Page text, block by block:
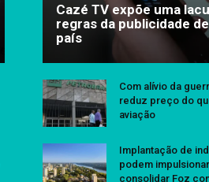
Cazé TV expõe uma
regras da publicidade
país
Com alívio da
reduz preço do
aviação
Implantação de
podem
consolidar Foz